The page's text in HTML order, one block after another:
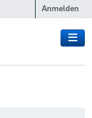
Anmelden